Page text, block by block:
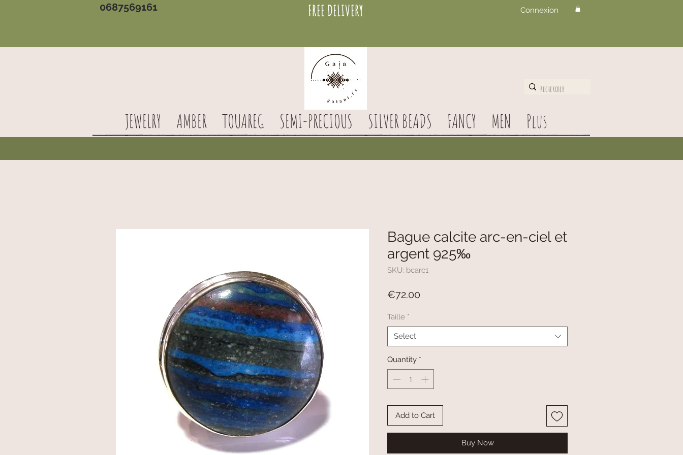
0687569161 FREE DELIVERY Connexion
JEWELRY AMBER TOUAREG SEMI-PRECIOUS SILVER BEADS FANCY MEN Plus
Bague calcite arc-en-ciel et
argent 925‰
SKU: bcarc1
€72.00
Taille *
Select
Quantity *
Add to Cart
Buy Now